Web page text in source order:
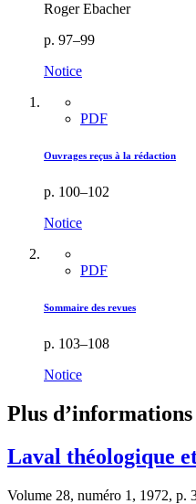
Roger Ebacher
p. 97–99
Notice
PDF
Ouvrages reçus à la rédaction
p. 100–102
Notice
PDF
Sommaire des revues
p. 103–108
Notice
Plus d’informations
Laval théologique
Volume 28, numéro 1, 1972, p.